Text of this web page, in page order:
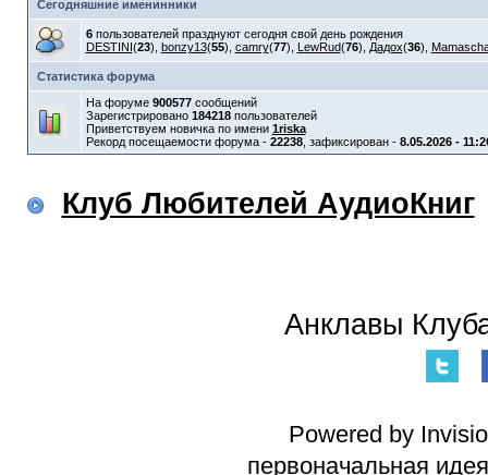
Сегодняшние именинники
6пользователей празднуют сегодня свой день рождения
DESTINI(23), bonzy13(55), camry(77), LewRud(76), Дадох(36),
Статистика форума
На форуме 900577сообщений
Зарегистрировано 184218пользователей
Приветствуем новичка по имени 1riska
Рекорд посещаемости форума - 22238, зафиксирован - 8.05.2026 -
Клуб Любителей АудиоКниг
Анклавы
Powered by
первоначальная